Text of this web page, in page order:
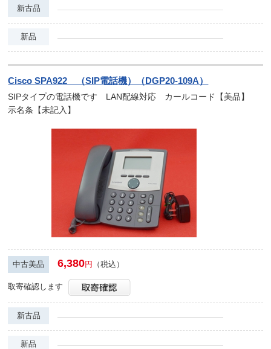
新古品
新品
Cisco SPA922 （SIP電話機）（DGP20-109A）
SIPタイプの電話機です LAN配線対応 カールコード【美品】
示名条【未記入】
中古美品 6,380円 （税込）
取寄確認します
新古品
新品